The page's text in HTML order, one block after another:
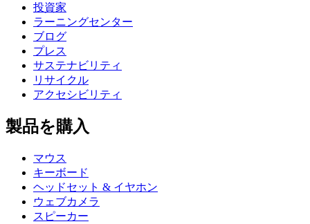
投資家
ラーニングセンター
ブログ
プレス
サステナビリティ
リサイクル
アクセシビリティ
製品を購入
マウス
キーボード
ヘッドセット & イヤホン
ウェブカメラ
スピーカー